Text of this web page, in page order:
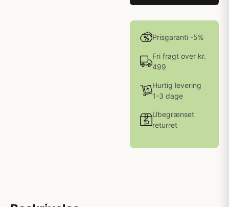
Prisgaranti -5%
Fri fragt over kr.
499
Hurtig levering
1-3 dage
Ubegrænset
returret